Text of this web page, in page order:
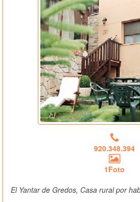
920.348.394
1Foto
El Yantar de Gredos, Casa rural por